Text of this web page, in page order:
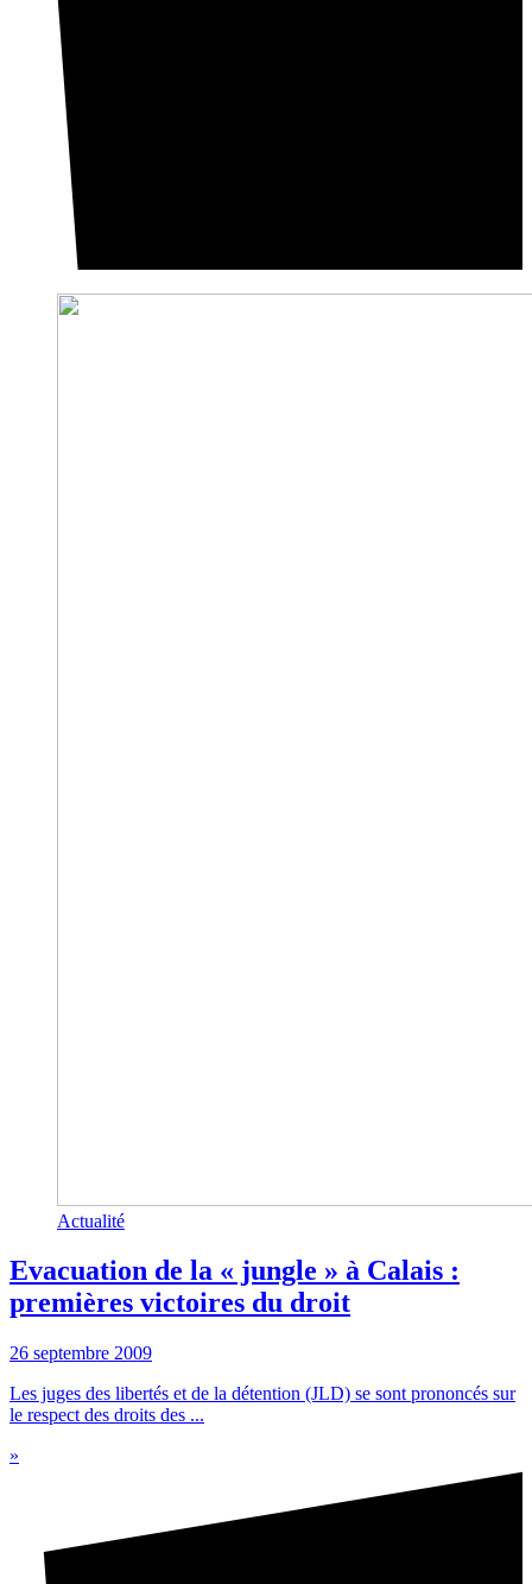
Actualité
Evacuation de la « jungle » à Calais :
premières victoires du droit
26 septembre 2009
Les juges des libertés et de la détention (JLD) se sont prononcés sur
le respect des droits des ...
»